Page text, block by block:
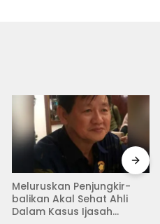
Rampas Motor Tanpa
Surat Resmi, Modus Baru
Debt Collector di Jalan